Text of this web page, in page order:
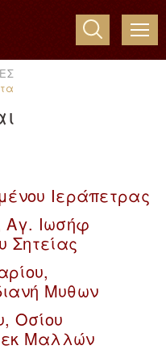
Ιεράπετρας
Αγ. Ιωσήφ
Σητείας
Μυθων
Οσίου
εκ Μαλλών